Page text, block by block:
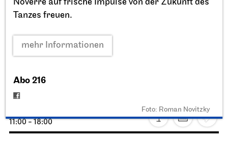
Noverre auf frische Impulse von der Zukunft des
Tanzes freuen.
mehr Informationen
Abo 216
Foto: Roman Novitzky
Opernvorplatz
Theaterfest am Eckensee
11:00 - 18:00